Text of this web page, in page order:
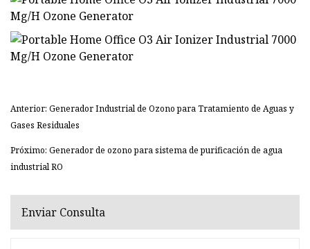
Anterior: Generador Industrial de Ozono para Tratamiento de Aguas y
Gases Residuales
Próximo: Generador de ozono para sistema de purificación de agua
industrial RO
Enviar Consulta